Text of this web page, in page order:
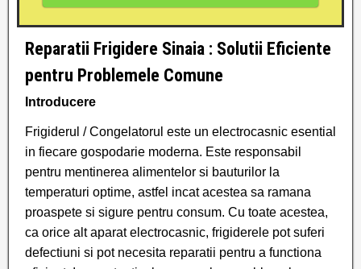
Reparatii Frigidere Sinaia : Solutii Eficiente
pentru Problemele Comune
Introducere
Frigiderul / Congelatorul este un electrocasnic esential
in fiecare gospodarie moderna. Este responsabil
pentru mentinerea alimentelor si bauturilor la
temperaturi optime, astfel incat acestea sa ramana
proaspete si sigure pentru consum. Cu toate acestea,
ca orice alt aparat electrocasnic, frigiderele pot suferi
defectiuni si pot necesita reparatii pentru a functiona